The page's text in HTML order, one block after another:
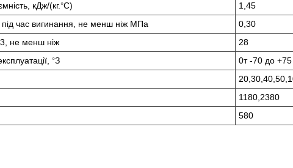
кДж/(кг.°С)
1,45
під час вигинання, не менш ніж МПа
0,30
не менш ніж
28
°З
0т -70 до +75
1180,2380
580